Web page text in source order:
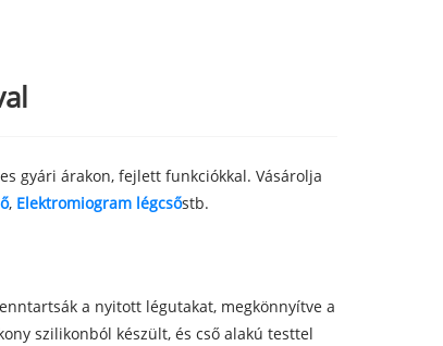
gyári árakon, fejlett funkciókkal. Vásárolja
, Elektromiogram légcsőstb.
a nyitott légutakat, megkönnyítve a
szilikonból készült, és cső alakú testtel